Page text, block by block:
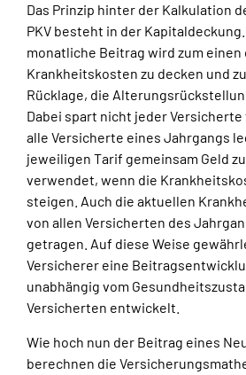
Das Prinzip hinter der Kalkulation
PKV besteht in der
monatliche Beitrag wird zum
Krankheitskosten zu decken und
Rücklage, die
Dabei spart nicht jeder
alle Versicherte eines Jahrgangs
jeweiligen Tarif gemeinsam Geld
verwendet, wenn die
steigen. Auch die aktuellen
von allen Versicherten des
getragen. Auf diese Weise
Versicherer eine
unabhängig vom
Versicherten entwickelt.
Wie hoch nun der Beitrag eines
berechnen die